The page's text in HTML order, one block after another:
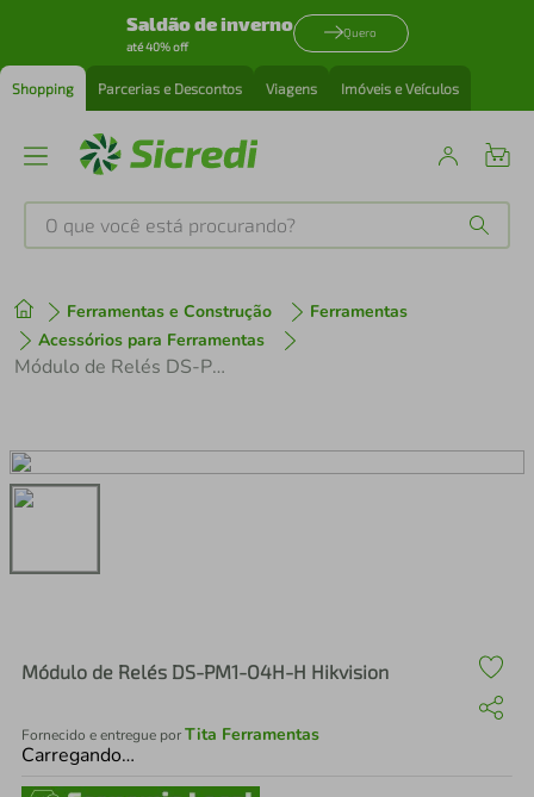
Saldão de inverno
até 40% off
Quero
Shopping Parcerias e Descontos Viagens Imóveis e Veículos
O que você está procurando?
Ferramentas e Construção
Ferramentas
Acessórios para Ferramentas
Módulo de Relés DS-PM1-O4H-H Hikvision
Módulo de Relés DS-PM1-O4H-H Hikvision
Fornecido e entregue porTita Ferramentas
Carregando…
1º tenis